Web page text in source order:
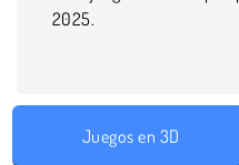
2025.
Juegos en 3D